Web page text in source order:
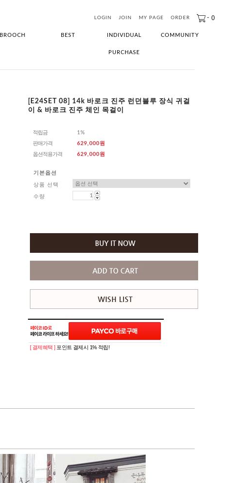
LOGIN JOIN MY PAGE ORDER - 0
BROOCH BEST INDIVIDUAL
PURCHASE
COMMUNITY
[E24SET 08] 14k 바로크 진주 런던블루 장식 귀걸
이 & 바로크 진주 체인 목걸이
적립금
1%
판매가격
629,000원
옵션적용가격
629,000원
기본옵션
상품 선택
수량
[ 결제혜택 ] 포인트 결제시 1% 적립!